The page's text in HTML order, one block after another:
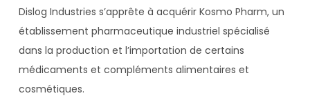
Dislog Industries s’apprête à acquérir Kosmo Pharm, un
établissement pharmaceutique industriel spécialisé
dans la production et l’importation de certains
médicaments et compléments alimentaires et
cosmétiques.